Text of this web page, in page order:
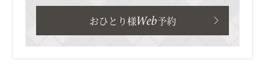
おひとり様Web予約